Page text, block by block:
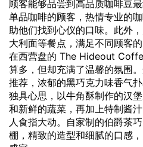
顾客能够品尝到高品质咖啡豆
单品咖啡的顾客，热情专业的
助他们找到心仪的口味。此外
大利面等餐点，满足不同顾客的
在西营盘的 The Hideout
算多，但却充满了温馨的氛围
推荐，浓郁的黑巧克力味香气
独具心思，以牛角酥制作的汉
和新鲜的蔬菜，再加上特制酱
人食指大动。自家制的伯爵茶
棚，精致的造型和细腻的口感